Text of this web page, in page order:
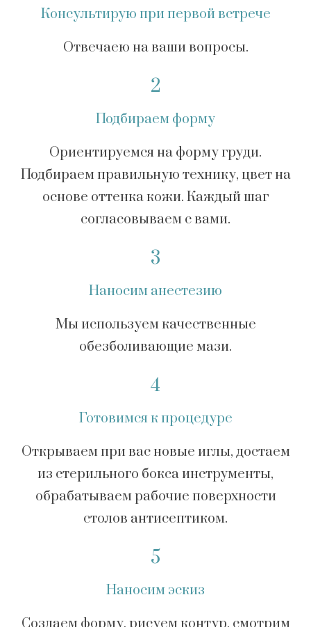
Консультирую при первой встрече
Отвечаею на ваши вопросы.
2
Подбираем форму
Ориентируемся на форму груди.
Подбираем правильную технику, цвет на
основе оттенка кожи. Каждый шаг
согласовываем с вами.
3
Наносим анестезию
Мы используем качественные
обезболивающие мази.
4
Готовимся к процедуре
Открываем при вас новые иглы, достаем
из стерильного бокса инструменты,
обрабатываем рабочие поверхности
столов антисептиком.
5
Наносим эскиз